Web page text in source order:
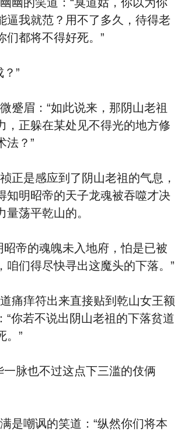
逼我就范？用不了多久，待得老
们都将不得好死。”
”
眉：“如此说来，那阴山老祖
，正躲在某处见不得光的地方修
法？”
是感应到了阴山老祖的气息，
知明昭帝的天子龙魂被吞噬才决
量荡平乾山的。
的魂魄未入地府，怕是已被
咱们得尽快寻出这魔头的下落。”
痒符出来直接贴到乾山女王额
“你若不说出阴山老祖的下落贫道
。”
也不过这点下三滥的伎俩
嘲讽的笑道：“纵然你们将本